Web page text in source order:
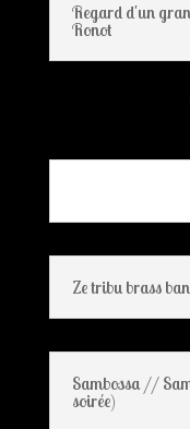
Regard d'un
Ronot
Ze tribu brass
Sambossa //
soirée)